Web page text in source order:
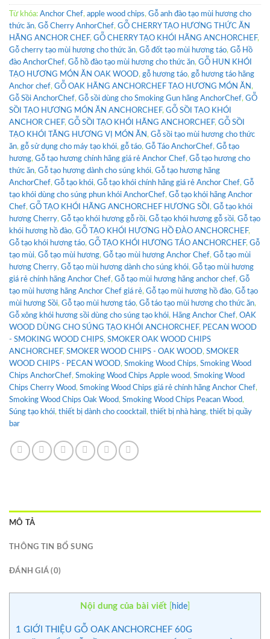
Từ khóa: Anchor Chef, apple wood chips, Gỗ anh đào tạo mùi hương cho
thức ăn, Gỗ Cherry AnhorChef, GỖ CHERRY TẠO HƯƠNG THỨC ĂN
HÃNG ANCHOR CHEF, GỖ CHERRY TẠO KHÓI HÃNG ANCHORCHEF,
Gỗ cherry tạo mùi hương cho thức ăn, Gỗ đốt tạo mùi hương táo, Gỗ Hồ
đào AnchorChef, Gỗ hồ đào tạo mùi hương cho thức ăn, GỖ HUN KHÓI
TẠO HƯƠNG MÓN ĂN OAK WOOD, gỗ hương táo, gỗ hương táo hãng
Anchor chef, GỖ OAK HÃNG ANCHORCHEF TẠO HƯƠNG MÓN ĂN ,
Gỗ Sồi AnchorChef, Gỗ sồi dùng cho Smoking Gun hãng AnchorChef, GỖ
SỒI TẠO HƯƠNG MÓN ĂN ANCHORCHEF, GỖ SỒI TẠO KHÓI
ANCHOR CHEF, GỖ SỒI TẠO KHÓI HÃNG ANCHORCHEF, GỖ SỒI
TẠO KHÓI TĂNG HƯƠNG VỊ MÓN ĂN , Gỗ sồi tạo mùi hương cho thức
ăn, gỗ sử dụng cho máy tạo khói, gỗ táo, Gỗ Táo AnchorChef, Gỗ tạo
hương, Gỗ tạo hương chính hãng giá rẻ Anchor Chef, Gỗ tạo hương cho
thức ăn, Gỗ tạo hương dành cho súng khói, Gỗ tạo hương hãng
AnchorChef, Gỗ tạo khói, Gỗ tạo khói chính hãng giá rẻ Anchor Chef, Gỗ
tạo khói dùng cho súng phun khói AnchorChef, Gỗ tạo khói hãng Anchor
Chef, GỖ TẠO KHÓI HÃNG ANCHORCHEF HƯƠNG SỒI , Gỗ tạo khói
hương Cherry, Gỗ tạo khói hương gỗ rồi, Gỗ tạo khói hương gỗ sồi, Gỗ tạo
khói hương hồ đào, GỖ TẠO KHÓI HƯƠNG HỒ ĐÀO ANCHORCHEF,
Gỗ tạo khói hương táo, GỖ TẠO KHÓI HƯƠNG TÁO ANCHORCHEF, Gỗ
tạo mùi, Gỗ tạo mùi hương, Gỗ tạo mùi hương Anchor Chef, Gỗ tạo mùi
hương Cherry, Gỗ tạo mùi hương dành cho súng khói, Gỗ tạo mùi hương
giá rẻ chính hãng Anchor Chef, Gỗ tạo mùi hương hãng anchor chef, Gỗ
tạo mùi hương hãng Anchor Chef giá rẻ, Gỗ tạo mùi hương hồ đào, Gỗ tạo
mùi hương Sồi, Gỗ tạo mùi hương táo, Gỗ táo tạo mùi hương cho thức ăn,
Gỗ xông khói hương sồi dùng cho súng tạo khói, Hãng Anchor Chef, OAK
WOOD DÙNG CHO SÚNG TẠO KHÓI ANCHORCHEF, PECAN WOOD
- SMOKING WOOD CHIPS, SMOKER OAK WOOD CHIPS
ANCHORCHEF, SMOKER WOOD CHIPS - OAK WOOD, SMOKER
WOOD CHIPS - PECAN WOOD, Smoking Wood Chips, Smoking Wood
Chips AnchorChef, Smoking Wood Chips Apple wood, Smoking Wood
Chips Cherry Wood, Smoking Wood Chips giá rẻ chính hãng Anchor Chef,
Smoking Wood Chips Oak Wood, Smoking Wood Chips Peacan Wood,
Súng tạo khói, thiết bị dành cho coocktail , thiết bị nhà hàng, thiết bị quầy
bar
MÔ TẢ
THÔNG TIN BỔ SUNG
ĐÁNH GIÁ (0)
Nội dung của bài viết hide
1 GIỚI THIỆU GỖ OAK ANCHORCHEF 60G